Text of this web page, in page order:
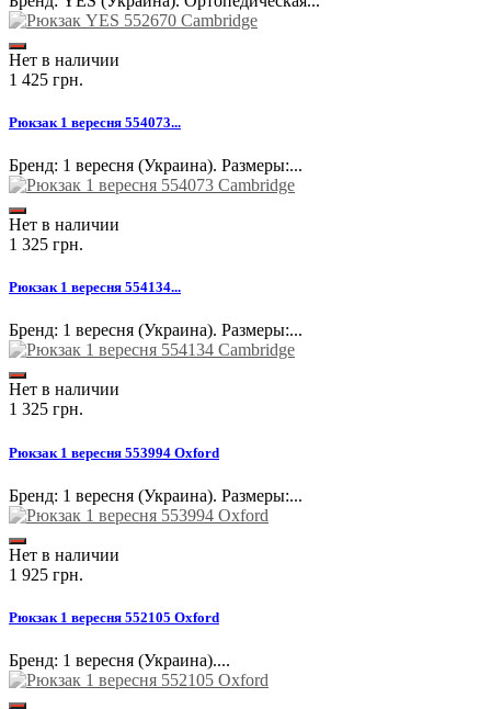
Нет в наличии
1 425 грн.
Рюкзак 1 вересня 554073...
Бренд: 1 вересня (Украина). Размеры:...
Нет в наличии
1 325 грн.
Рюкзак 1 вересня 554134...
Бренд: 1 вересня (Украина). Размеры:...
Нет в наличии
1 325 грн.
Рюкзак 1 вересня 553994 Oxford
Бренд: 1 вересня (Украина). Размеры:...
Нет в наличии
1 925 грн.
Рюкзак 1 вересня 552105 Oxford
Бренд: 1 вересня (Украина)....